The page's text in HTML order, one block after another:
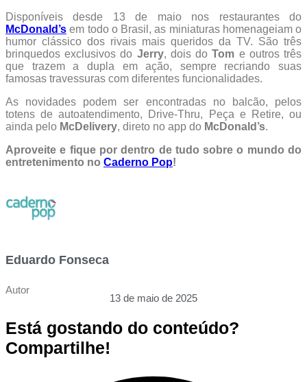
Disponíveis desde 13 de maio nos restaurantes do
McDonald’s em todo o Brasil, as miniaturas homenageiam o
humor clássico dos rivais mais queridos da TV. São três
brinquedos exclusivos do Jerry, dois doTom e outros três
que trazem a dupla em ação, sempre recriando suas
famosas travessuras com diferentes funcionalidades.
As novidades podem ser encontradas no balcão, pelos
totens de autoatendimento, Drive-Thru, Peça e Retire, ou
ainda pelo McDelivery, direto no app do McDonald’s.
Aproveite e fique por dentro de tudo sobre o mundo do
entretenimento no Caderno Pop!
Eduardo Fonseca
Autor
13 de maio de 2025
Está gostando do conteúdo?
Compartilhe!